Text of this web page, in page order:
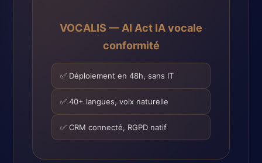
VOCALIS — AI Act IA vocale
conformité
✅ Déploiement en 48h, sans IT
✅ 40+ langues, voix naturelle
✅ CRM connecté, RGPD natif